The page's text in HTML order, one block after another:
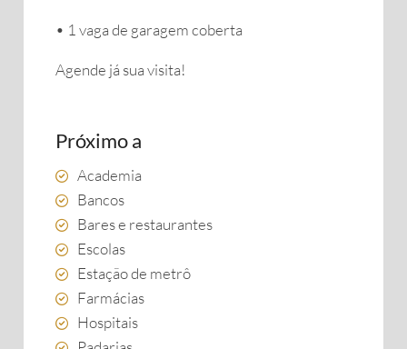
• 1 vaga de garagem coberta
Agende já sua visita!
Próximo a
Academia
Bancos
Bares e restaurantes
Escolas
Estação de metrô
Farmácias
Hospitais